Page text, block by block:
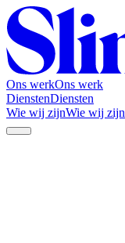
Ons werkOns werk
DienstenDiensten
Wie wij zijnWie wij zijn